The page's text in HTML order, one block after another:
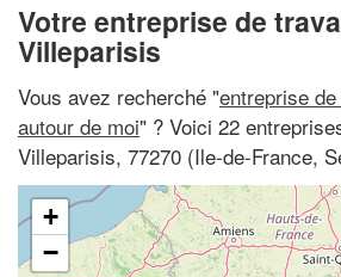
Votre entreprise de
Villeparisis
Vous avez recherché "entreprise
autour de moi" ? Voici 22
Villeparisis, 77270 (Ile-de-France,
+
−